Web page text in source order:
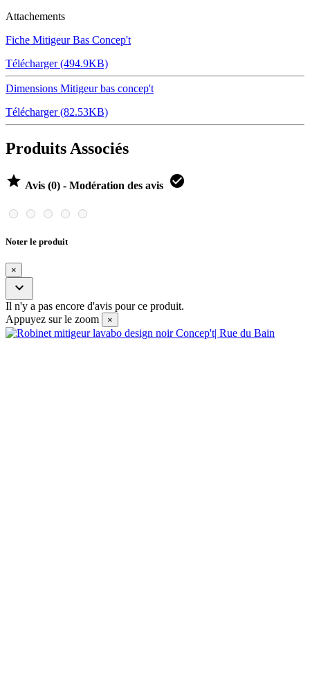
Attachements
Fiche Mitigeur Bas Concep't
Télécharger (494.9KB)
Dimensions Mitigeur bas concep't
Télécharger (82.53KB)
Produits Associés
 Avis (0) - Modération des avis 
Noter le produit
×

Il n'y a pas encore d'avis pour ce produit.
Appuyez sur le zoom
×